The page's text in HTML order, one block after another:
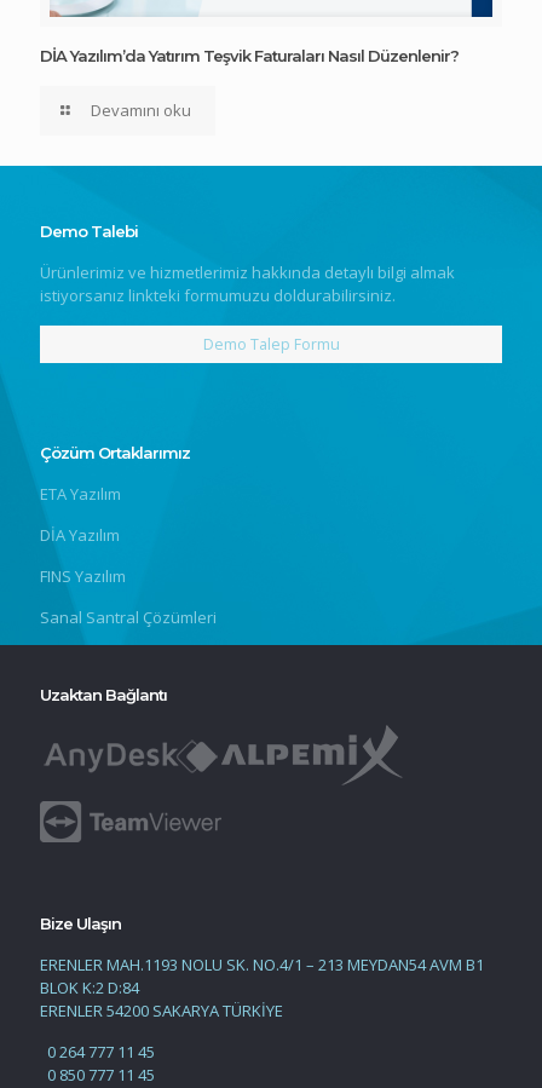
DİA Yazılım’da Yatırım Teşvik Faturaları Nasıl Düzenlenir?
Devamını oku
Demo Talebi
Ürünlerimiz ve hizmetlerimiz hakkında detaylı bilgi almak
istiyorsanız linkteki formumuzu doldurabilirsiniz.
Demo Talep Formu
Çözüm Ortaklarımız
ETA Yazılım
DİA Yazılım
FINS Yazılım
Sanal Santral Çözümleri
Uzaktan Bağlantı
Bize Ulaşın
ERENLER MAH.1193 NOLU SK. NO.4/1 – 213 MEYDAN54 AVM B1
BLOK K:2 D:84
ERENLER 54200 SAKARYA TÜRKİYE
0 264 777 11 45
0 850 777 11 45